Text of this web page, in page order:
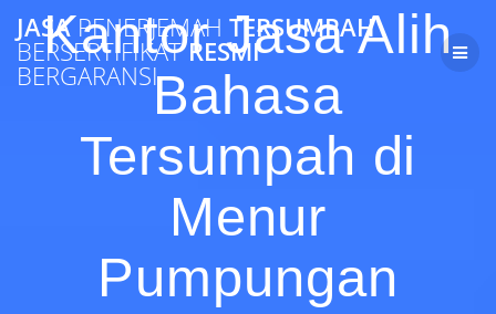
Skip
to
content
JASAPENERJEMAH TERSUMPAH
BERSERTIFIKATRESMI
BERGARANSI
Kantor Jasa Alih
Bahasa
Tersumpah di
Menur
Pumpungan